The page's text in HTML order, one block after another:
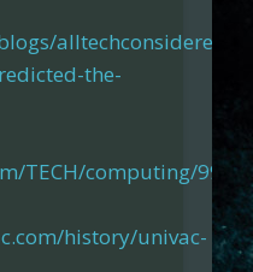
alltechconsidered/
the-
TECH/computing/
history/univac-